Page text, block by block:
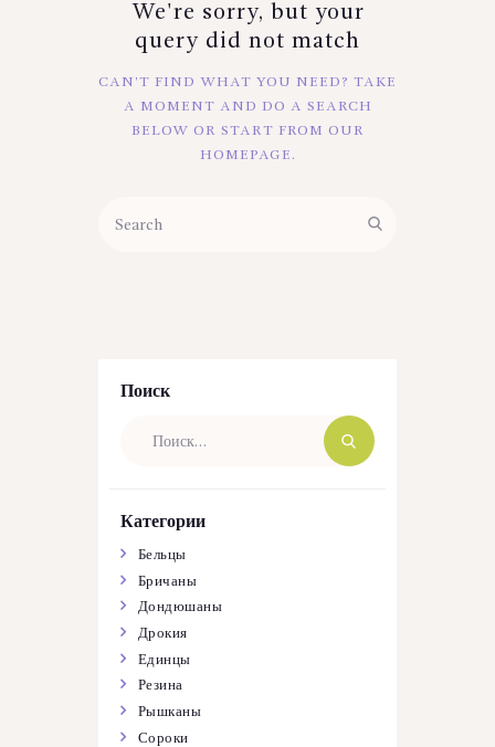
We're sorry, but your
query did not match
CAN'T FIND WHAT YOU NEED? TAKE
A MOMENT AND DO A SEARCH
BELOW OR START FROM OUR
HOMEPAGE .
Поиск
Категории
Бельцы
Бричаны
Дондюшаны
Дрокия
Единцы
Резина
Рышканы
Сороки